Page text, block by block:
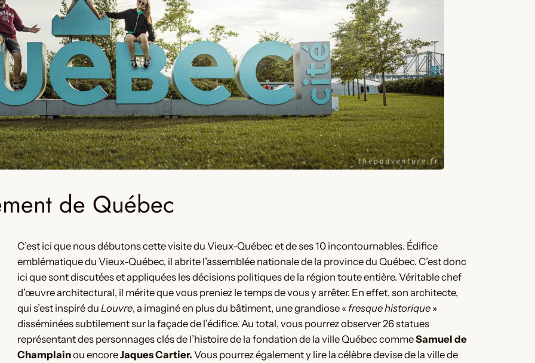
de Québec
C’est ici que nous débutons cette visite du Vieux-Québec et de ses 10 incontournables. Édifice
emblématique du Vieux-Québec, il abrite l’assemblée nationale de la province du Québec. C’est donc
ici que sont discutées et appliquées les décisions politiques de la région toute entière. Véritable chef
d’œuvre architectural, il mérite que vous preniez le temps de vous y arrêter. En effet, son architecte,
qui s’est inspiré du Louvre, a imaginé en plus du bâtiment, une grandiose « fresque historique»
disséminées subtilement sur la façade de l’édifice. Au total, vous pourrez observer 26 statues
représentant des personnages clés de l’histoire de la fondation de la ville Québec commeSamuel de
Champlainou encoreJaques Cartier. Vous pourrez également y lire la célèbre devise de la ville de